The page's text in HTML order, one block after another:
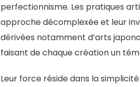
perfectionnisme. Les pratiques
approche décomplexée et leur
dérivées notamment d’arts
faisant de chaque création un
Leur force réside dans la